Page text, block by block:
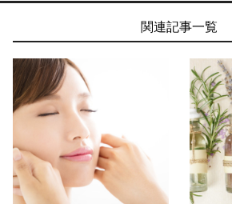
関連記事一覧